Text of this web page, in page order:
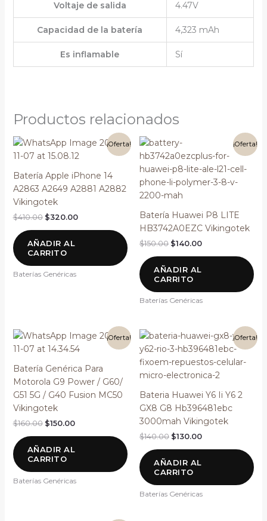
Voltaje de salida 4.47V
Capacidad de la batería 4,323 mAh
Es inflamable Sí
Productos relacionados
¡Oferta!
Batería Apple iPhone 14
A2863 A2649 A2881 A2882
Vikingotek
$410.00
El
precio
original
$410.00.
$320.00
El
precio
actual
$320.00.
AÑADIR AL
CARRITO
Baterías Genéricas
¡Oferta!
Batería Huawei P8 LITE
HB3742A0EZC Vikingotek
$150.00
El
precio
original
era:
$150.00.
$140.00
actual
es:
$140.00.
AÑADIR AL
CARRITO
Baterías Genéricas
¡Oferta!
Batería Genérica Para
Motorola G9 Power / G60/
G51 5G / G40 Fusion MC50
Vikingotek
$160.00
El
precio
original
$160.00.
$150.00
El
precio
actual
$150.00.
AÑADIR AL
CARRITO
Baterías Genéricas
¡Oferta!
Bateria Huawei Y6 Ii Y6 2
GX8 G8 Hb396481ebc
3000mah Vikingotek
$140.00
El
original
era:
$140.00.
$130.00
El
precio
actual
es:
$130.00.
AÑADIR AL
CARRITO
Baterías Genéricas